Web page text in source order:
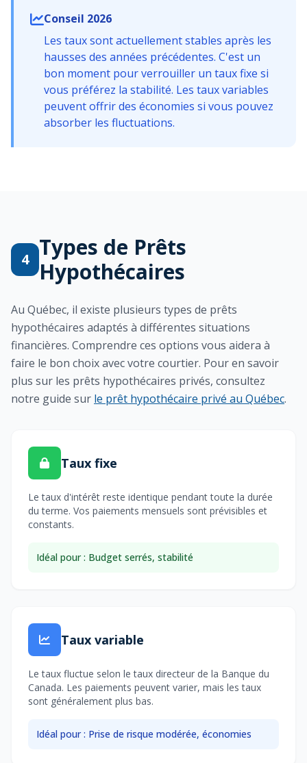
Conseil 2026
Les taux sont actuellement stables après les
hausses des années précédentes. C'est un
bon moment pour verrouiller un taux fixe si
vous préférez la stabilité. Les taux variables
peuvent offrir des économies si vous pouvez
absorber les fluctuations.
4 Types de Prêts
Hypothécaires
Au Québec, il existe plusieurs types de prêts
hypothécaires adaptés à différentes situations
financières. Comprendre ces options vous aidera à
faire le bon choix avec votre courtier. Pour en savoir
plus sur les prêts hypothécaires privés, consultez
notre guide sur le prêt hypothécaire privé au Québec.
Taux fixe
Le taux d'intérêt reste identique pendant toute la durée
du terme. Vos paiements mensuels sont prévisibles et
constants.
Idéal pour : Budget serrés, stabilité
Taux variable
Le taux fluctue selon le taux directeur de la Banque du
Canada. Les paiements peuvent varier, mais les taux
sont généralement plus bas.
Idéal pour : Prise de risque modérée, économies